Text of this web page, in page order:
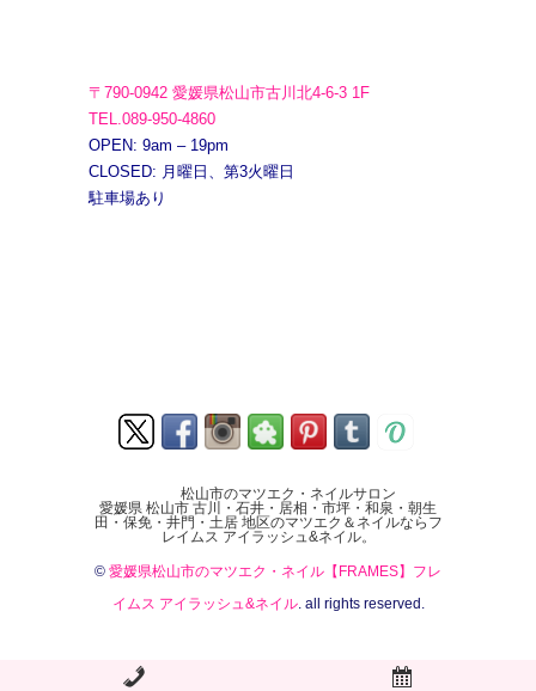
〒790-0942 愛媛県松山市古川北4-6-3 1F
TEL.089-950-4860
OPEN: 9am – 19pm
CLOSED: 月曜日、第3火曜日
駐車場あり
松山市のマツエク・ネイルサロン
愛媛県 松山市 古川・石井・居相・市坪・和泉・朝生
田・保免・井門・土居 地区のマツエク＆ネイルならフ
レイムス アイラッシュ&ネイル。
© 愛媛県松山市のマツエク・ネイル【FRAMES】フレ
イムス アイラッシュ&ネイル. all rights reserved.